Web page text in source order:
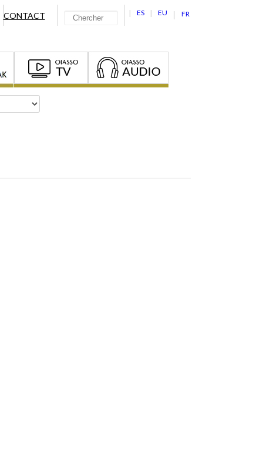
ES EU FR
CONTACT